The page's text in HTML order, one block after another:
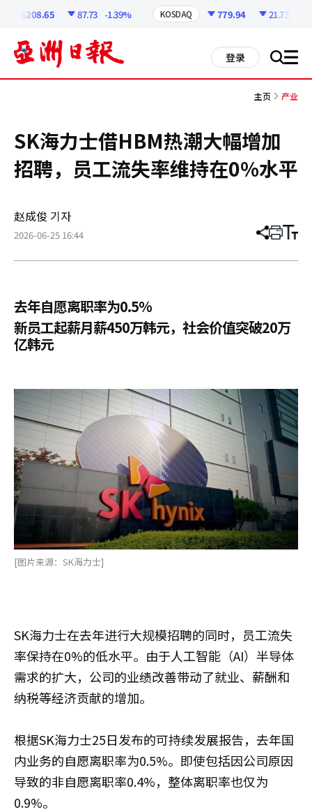
6208.65 87.73 -1.39% KOSDAQ 779.94 21.73
登录 搜 all
主页 产业
SK海力士借HBM热潮大幅增加
招聘，员工流失率维持在0%水平
赵成俊 기자
2026-06-25 16:44 分
章
打 调
小
去年自愿离职率为0.5%
新员工起薪月薪450万韩元，社会价值突破20万
亿韩元
[图片来源：SK海力士]
SK海力士在去年进行大规模招聘的同时，员工流失
率保持在0%的低水平。由于人工智能（AI）半导体
需求的扩大，公司的业绩改善带动了就业、薪酬和
纳税等经济贡献的增加。
根据SK海力士25日发布的可持续发展报告，去年国
内业务的自愿离职率为0.5%。即使包括因公司原因
导致的非自愿离职率0.4%，整体离职率也仅为
0.9%。